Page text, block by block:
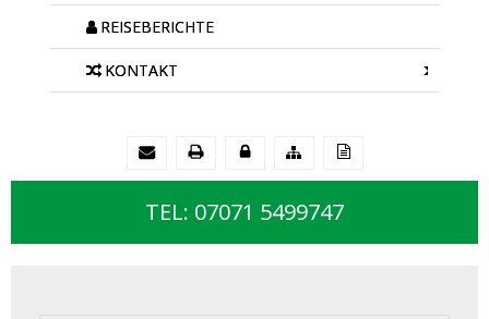
REISEBERICHTE
KONTAKT
TEL: 07071 5499747